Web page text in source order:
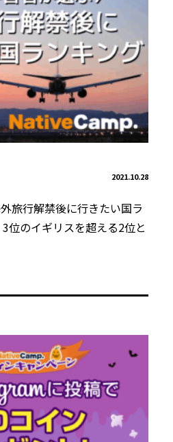
2021.10.28
旅行解禁後に行きたい国ラ
位のイギリスを超える2位と